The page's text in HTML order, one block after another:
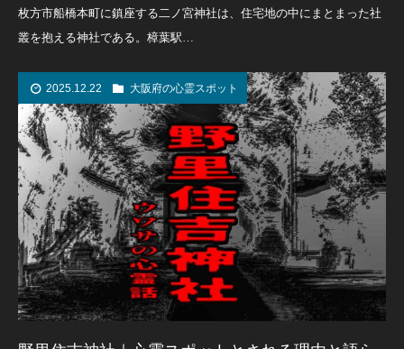
枚方市船橋本町に鎮座する二ノ宮神社は、住宅地の中にまとまった社
叢を抱える神社である。樟葉駅…
2025.12.22 大阪府の心霊スポット